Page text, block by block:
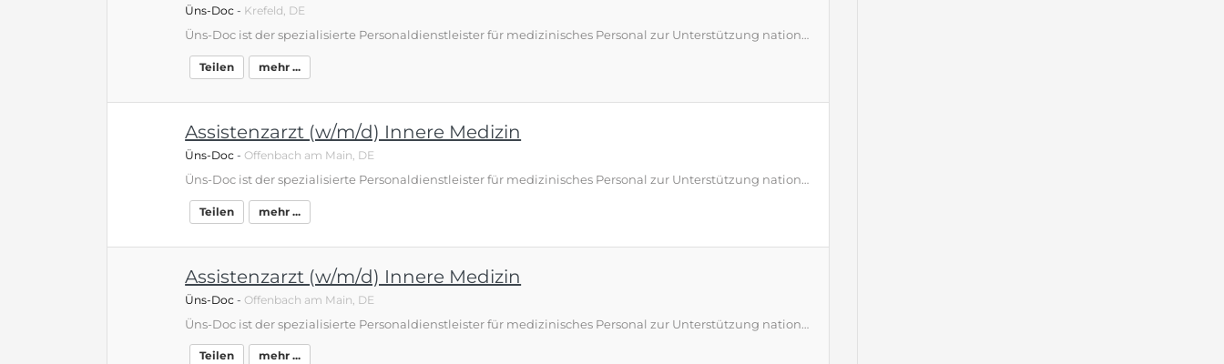
Üns-Doc- Krefeld, DE
Üns-Doc ist der spezialisierte Personaldienstleister für medizinisches Personal zur Unterstützung national und international agierender Kliniken und Gesundheitseinrichtungen. Damit wir weiter den Anforderungen unserer Kunden gerecht werden können, suchen wir Sie
Teilen mehr ...
Assistenzarzt (w/m/d) Innere Medizin
Üns-Doc- Offenbach am Main, DE
Üns-Doc ist der spezialisierte Personaldienstleister für medizinisches Personal zur Unterstützung national und international agierender Kliniken und Gesundheitseinrichtungen. Damit wir weiter den Anforderungen unserer Kunden gerecht werden können, suchen wir Sie
Teilen mehr ...
Assistenzarzt (w/m/d) Innere Medizin
Üns-Doc- Offenbach am Main, DE
Üns-Doc ist der spezialisierte Personaldienstleister für medizinisches Personal zur Unterstützung national und international agierender Kliniken und Gesundheitseinrichtungen. Damit wir weiter den Anforderungen unserer Kunden gerecht werden können, suchen wir Sie
Teilen mehr ...